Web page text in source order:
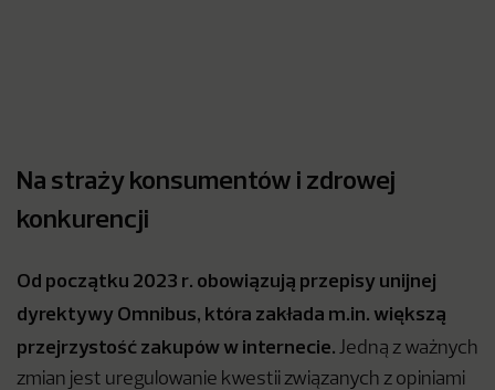
Na straży konsumentów i zdrowej
konkurencji
Od początku 2023 r. obowiązują przepisy unijnej
dyrektywy Omnibus, która zakłada m.in. większą
przejrzystość zakupów w internecie. Jedną z ważnych
zmian jest uregulowanie kwestii związanych z opiniami